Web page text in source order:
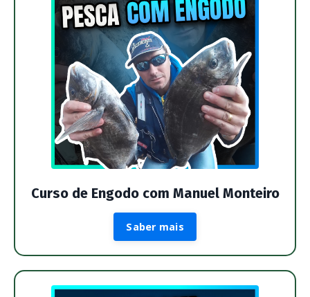
Curso de Engodo com Manuel Monteiro
Saber mais